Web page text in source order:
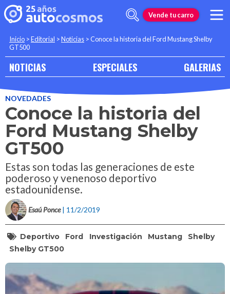
Vende tu carro
Inicio >Editorial >Noticias >Conoce la historia del Ford Mustang Shelby
GT500
NOTICIAS ESPECIALES GALERIAS
NOVEDADES
Conoce la historia del
Ford Mustang Shelby
GT500
Estas son todas las generaciones de este
poderoso y venenoso deportivo
estadounidense.
Esaú Ponce | 11/2/2019
Deportivo Ford Investigación Mustang
Shelby
Shelby GT500